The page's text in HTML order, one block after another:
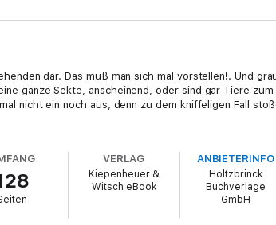
dar. Das muß man sich mal vorstellen!. Und
ganze Sekte, anscheinend, oder sind gar Tiere zum
nicht ein noch aus, denn zu dem kniffeligen Fall
VERLAG
Kiepenheuer &
Witsch eBook
ANBIETERINFO
Holtzbrinck
Buchverlage
GmbH